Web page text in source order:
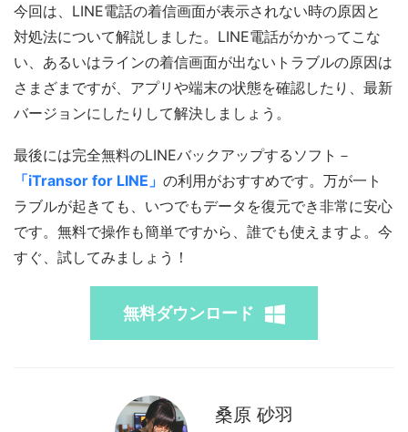
今回は、LINE電話の着信画面が表示されない時の原因と
対処法について解説しました。LINE電話がかかってこな
い、あるいはラインの着信画面が出ないトラブルの原因は
さまざまですが、アプリや端末の状態を確認したり、最新
バージョンにしたりして解決しましょう。
最後には完全無料のLINEバックアップするソフト－
「iTransor for LINE」 の利用がおすすめです。万が一ト
ラブルが起きても、いつでもデータを復元でき非常に安心
です。無料で操作も簡単ですから、誰でも使えますよ。今
すぐ、試してみましょう！
無料ダウンロード
桑原 砂羽